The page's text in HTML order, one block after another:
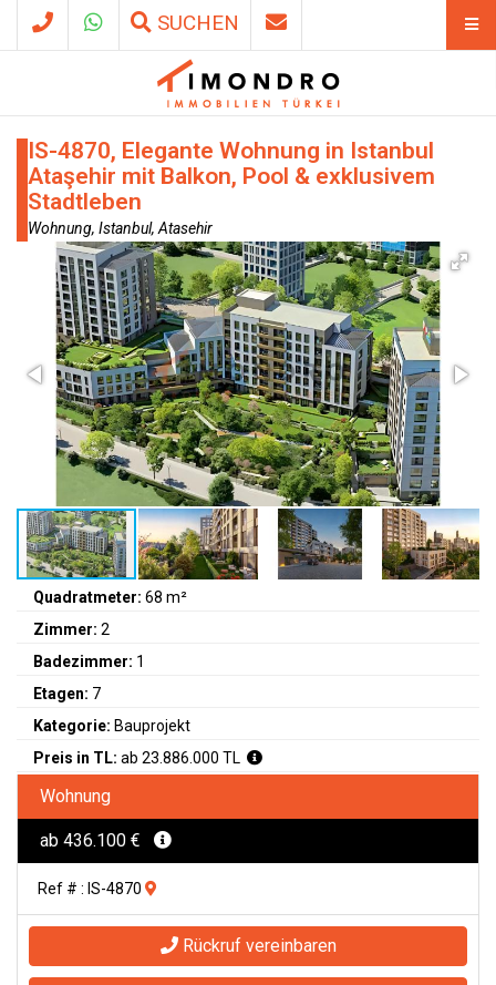
SUCHEN
IS-4870, Elegante Wohnung in Istanbul
Ataşehir mit Balkon, Pool & exklusivem
Stadtleben
Wohnung, Istanbul, Atasehir
Quadratmeter: 68 m²
Zimmer: 2
Badezimmer: 1
Etagen: 7
Kategorie: Bauprojekt
Preis in TL: ab 23.886.000 TL
Wohnung
ab 436.100 €
Ref # : IS-4870
Rückruf vereinbaren